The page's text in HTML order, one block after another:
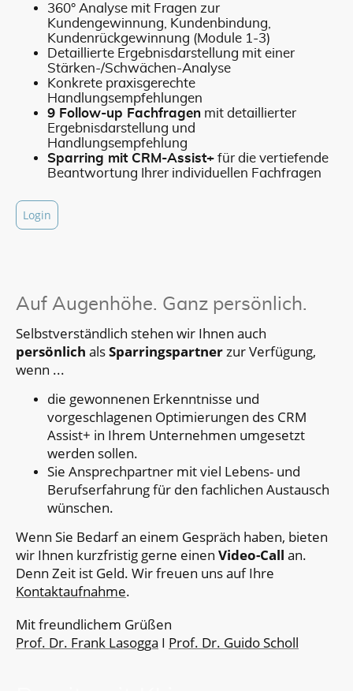
360° Analyse mit Fragen zur
Kundengewinnung, Kundenbindung,
Kundenrückgewinnung (Module 1-3)
Detaillierte Ergebnisdarstellung mit einer
Stärken-/Schwächen-Analyse
Konkrete praxisgerechte
Handlungsempfehlungen
9 Follow-up Fachfragen mit detaillierter
Ergebnisdarstellung und
Handlungsempfehlung
Sparring mit CRM-Assist+ für die vertiefende
Beantwortung Ihrer individuellen Fachfragen
Login
Auf Augenhöhe. Ganz persönlich.
Selbstverständlich stehen wir Ihnen auch
persönlich alsSparringspartnerzur Verfügung,
wenn ...
die gewonnenen Erkenntnisse und
vorgeschlagenen Optimierungen des CRM
Assist+ in Ihrem Unternehmen umgesetzt
werden sollen.
Sie Ansprechpartner mit viel Lebens- und
Berufserfahrung für den fachlichen Austausch
wünschen.
Wenn Sie Bedarf an einem Gespräch haben, bieten
wir Ihnen kurzfristig gerne einen Video-Call an.
Denn Zeit ist Geld. Wir freuen uns auf Ihre
Kontaktaufnahme.
Mit freundlichem Grüßen
Prof. Dr. Frank Lasogga I Prof. Dr. Guido Scholl